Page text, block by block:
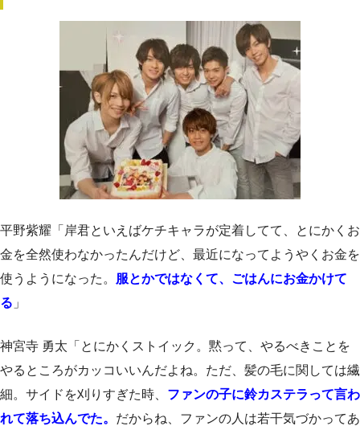
平野紫耀「岸君といえばケチキャラが定着してて、とにかくお
金を全然使わなかったんだけど、最近になってようやくお金を
使うようになった。 服とかではなくて、ごはんにお金かけて
る 」
神宮寺 勇太「とにかくストイック。黙って、やるべきことを
やるところがカッコいいんだよね。ただ、髪の毛に関しては繊
細。サイドを刈りすぎた時、 ファンの子に鈴カステラって言わ
れて落ち込んでた。 だからね、ファンの人は若干気づかってあ